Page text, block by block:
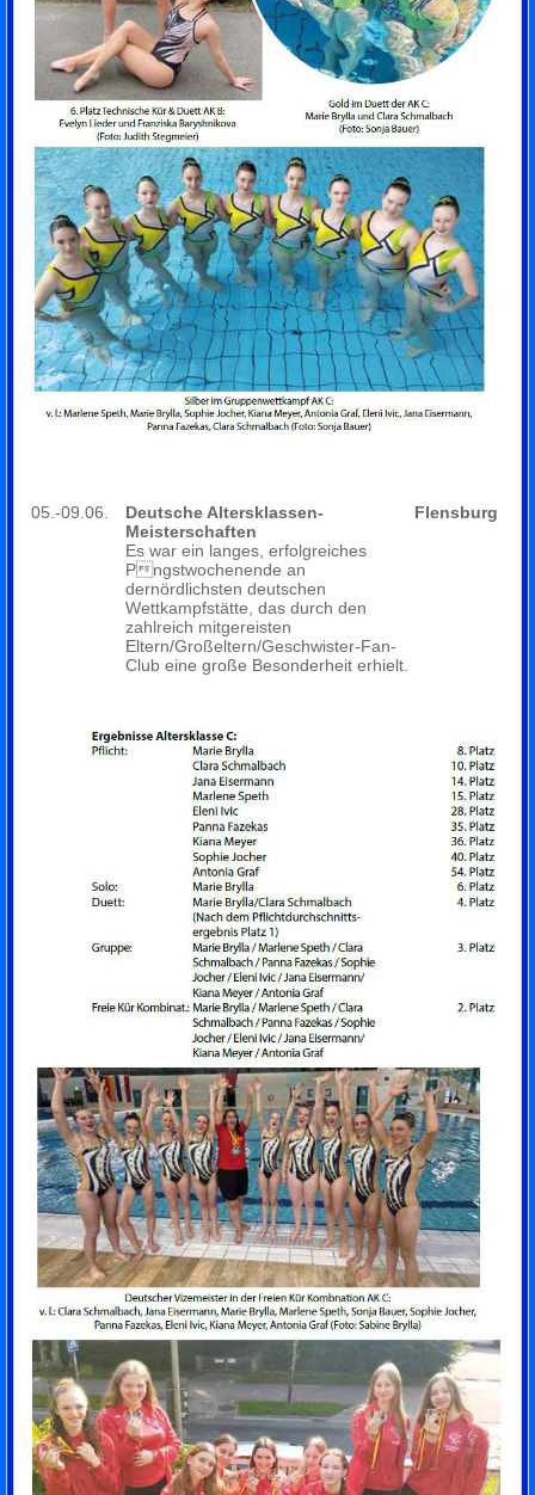
05.-09.06.
Deutsche Altersklassen-
Meisterschaften
Es war ein langes, erfolgreiches
Pngstwochenende an
dernördlichsten deutschen
Wettkampfstätte, das durch den
zahlreich mitgereisten
Eltern/Großeltern/Geschwister-Fan-
Club eine große Besonderheit erhielt.
Flensburg